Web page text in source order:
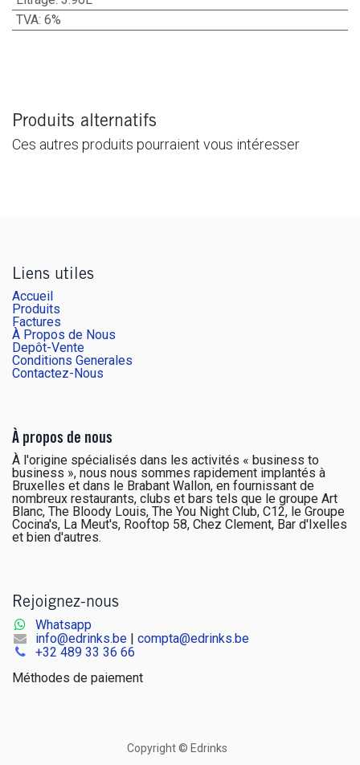
TVA: 6%
Produits alternatifs
Ces autres produits pourraient vous intéresser
Liens utiles
Accueil
Produits
Factures
À Propos de Nous
Depôt-Vente
Conditions Generales
Contactez-Nous
À propos de nous
À l'origine spécialisés dans les activités « business to
business », nous nous sommes rapidement implantés à
Bruxelles et dans le Brabant Wallon, en fournissant de
nombreux restaurants, clubs et bars tels que le groupe Art
Blanc, The Bloody Louis, The You Night Club, C12, le Groupe
Cocina's, La Meut's, Rooftop 58, Chez Clement, Bar d'Ixelles
et bien d'autres.
Rejoignez-nous
Whatsapp
info@edrinks.be| compta@edrinks.be
+32 489 33 36 66
Méthodes de paiement
Copyright © Edrinks